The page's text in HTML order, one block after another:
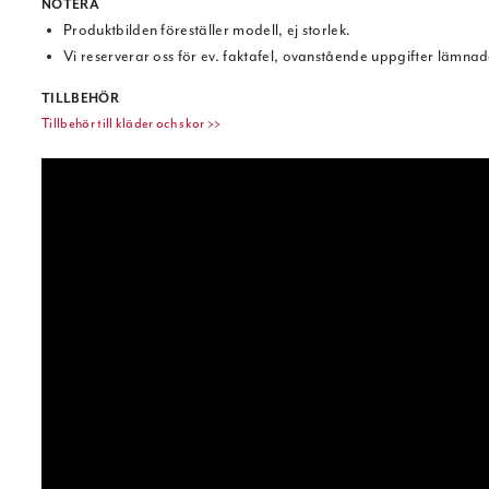
NOTERA
Produktbilden föreställer modell, ej storlek.
Vi reserverar oss för ev. faktafel, ovanstående uppgifter
TILLBEHÖR
Tillbehör till kläder och skor >>